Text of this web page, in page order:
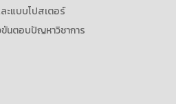
ะแบบโปสเตอร์
ขันตอบปัญหาวิชาการ